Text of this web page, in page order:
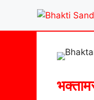
content